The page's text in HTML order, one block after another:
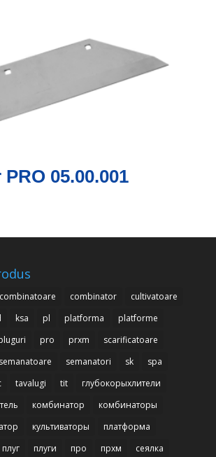
05.00.001
combinatoare combinator
cultivatoare
ksa pl platforma
platforme
pro prxm
scarificatoare
semanatoare semanatori sk
spa
tavalugi tit
глубокорыхлители
комбинатор
комбинаторы
культиваторы
платформа
плуг плуги про прхм
сеялка